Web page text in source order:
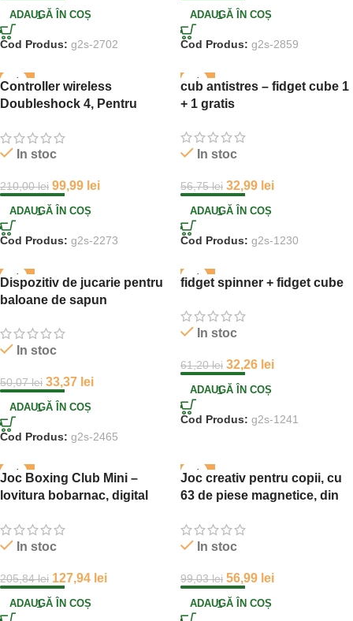
ADAUGĂ ÎN COȘ
Cod Produs: g2s-2702
ADAUGĂ ÎN COȘ
Cod Produs: g2s-2859
-52%
Controller wireless
Doubleshock 4, Pentru
In stoc
210,00lei 99,99 lei
ADAUGĂ ÎN COȘ
Cod Produs: g2s-2273
-42%
cub antistres – fidget cube 1
+ 1 gratis
In stoc
56,75lei 32,99 lei
ADAUGĂ ÎN COȘ
Cod Produs: g2s-1230
-33%
Dispozitiv de jucarie pentru
baloane de sapun
In stoc
50,07lei 33,37 lei
ADAUGĂ ÎN COȘ
Cod Produs: g2s-2465
-47%
fidget spinner + fidget cube
In stoc
61,20lei 32,26 lei
ADAUGĂ ÎN COȘ
Cod Produs: g2s-1241
-38%
Joc Boxing Club Mini –
lovitura bobarnac, digital
In stoc
205,84lei 127,94 lei
ADAUGĂ ÎN COȘ
-42%
Joc creativ pentru copii, cu
63 de piese magnetice, din
In stoc
99,03lei 56,99 lei
ADAUGĂ ÎN COȘ